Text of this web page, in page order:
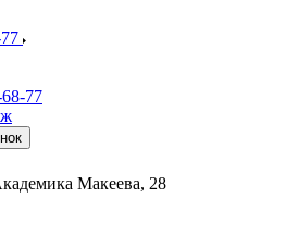
77
Макеева, 28